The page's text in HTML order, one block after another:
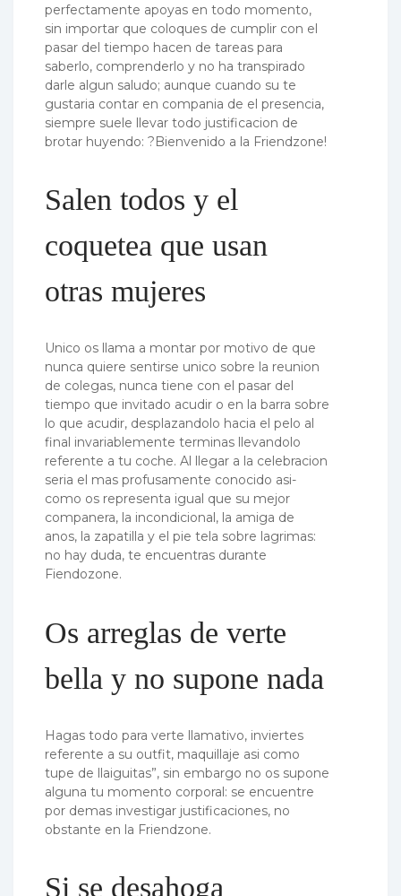
perfectamente apoyas en todo momento,
sin importar que coloques de cumplir con el
pasar del tiempo hacen de tareas para
saberlo, comprenderlo y no ha transpirado
darle algun saludo; aunque cuando su te
gustaria contar en compania de el presencia,
siempre suele llevar todo justificacion de
brotar huyendo: ?Bienvenido a la Friendzone!
Salen todos y el
coquetea que usan
otras mujeres
Unico os llama a montar por motivo de que
nunca quiere sentirse unico sobre la reunion
de colegas, nunca tiene con el pasar del
tiempo que invitado acudir o en la barra sobre
lo que acudir, desplazandolo hacia el pelo al
final invariablemente terminas llevandolo
referente a tu coche. Al llegar a la celebracion
seri­a el mas profusamente conocido asi­
como os representa igual que su mejor
companera, la incondicional, la amiga de
anos, la zapatilla y el pie tela sobre lagrimas:
no hay duda, te encuentras durante
Fiendozone.
Os arreglas de verte
bella y no supone nada
Hagas todo para verte llamativo, inviertes
referente a su outfit, maquillaje asi­ como
tupe de llaiguitas”, sin embargo no os supone
alguna tu momento corporal: se encuentre
por demas investigar justificaciones, no
obstante en la Friendzone.
Si se desahoga